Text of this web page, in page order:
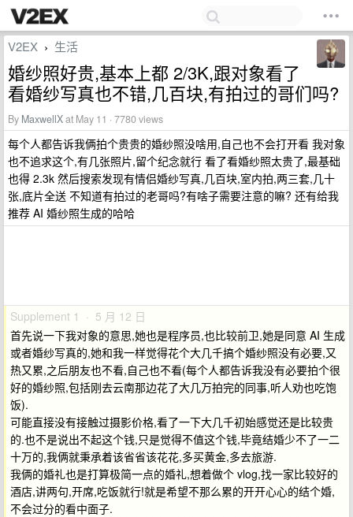
V2EX › 生活
婚纱照好贵,基本上都 2/3K,跟对象看了
看婚纱写真也不错,几百块,有拍过的哥们吗?
By MaxwellXat May 11 · 7780 views
每个人都告诉我俩拍个贵贵的婚纱照没啥用,自己也不会打开看 我对象
也不追求这个,有几张照片,留个纪念就行 看了看婚纱照太贵了,最基础
也得 2.3k 然后搜索发现有情侣婚纱写真,几百块,室内拍,两三套,几十
张,底片全送 不知道有拍过的老哥吗?有啥子需要注意的嘛? 还有给我
推荐 AI 婚纱照生成的哈哈
Supplement 1 · 5 月 12 日
首先说一下我对象的意思,她也是程序员,也比较前卫,她是同意 AI 生成
或者婚纱写真的,她和我一样觉得花个大几千搞个婚纱照没有必要,又
热又累,之后朋友也不看,自己也不看(每个人都告诉我没有必要拍个很
好的婚纱照,包括刚去云南那边花了大几万拍完的同事,听人劝也吃饱
饭).
可能直接没有接触过摄影价格,看了一下大几千初始感觉还是比较贵
的.也不是说出不起这个钱,只是觉得不值这个钱,毕竟结婚少不了一二
十万的,我俩就秉承着该省省该花花,多买黄金,多去旅游.
我俩的婚礼也是打算极简一点的婚礼,想着做个 vlog,找一家比较好的
酒店,讲两句,开席,吃饭就行!就是希望不那么累的开开心心的结个婚,
不会过分的看中面子.